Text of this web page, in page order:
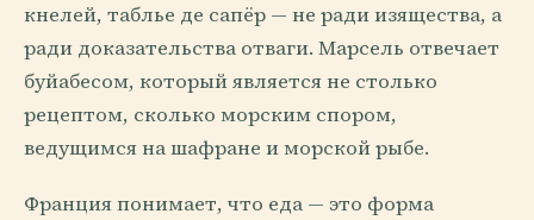
кнелей, таблье де сапёр — не ради изящества, а
ради доказательства отваги. Марсель отвечает
буйабесом, который является не столько
рецептом, сколько морским спором,
ведущимся на шафране и морской рыбе.
Франция понимает, что еда — это форма